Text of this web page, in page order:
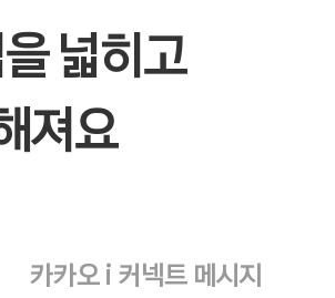
넓히고
져요
카카오 i 커넥트 메시지